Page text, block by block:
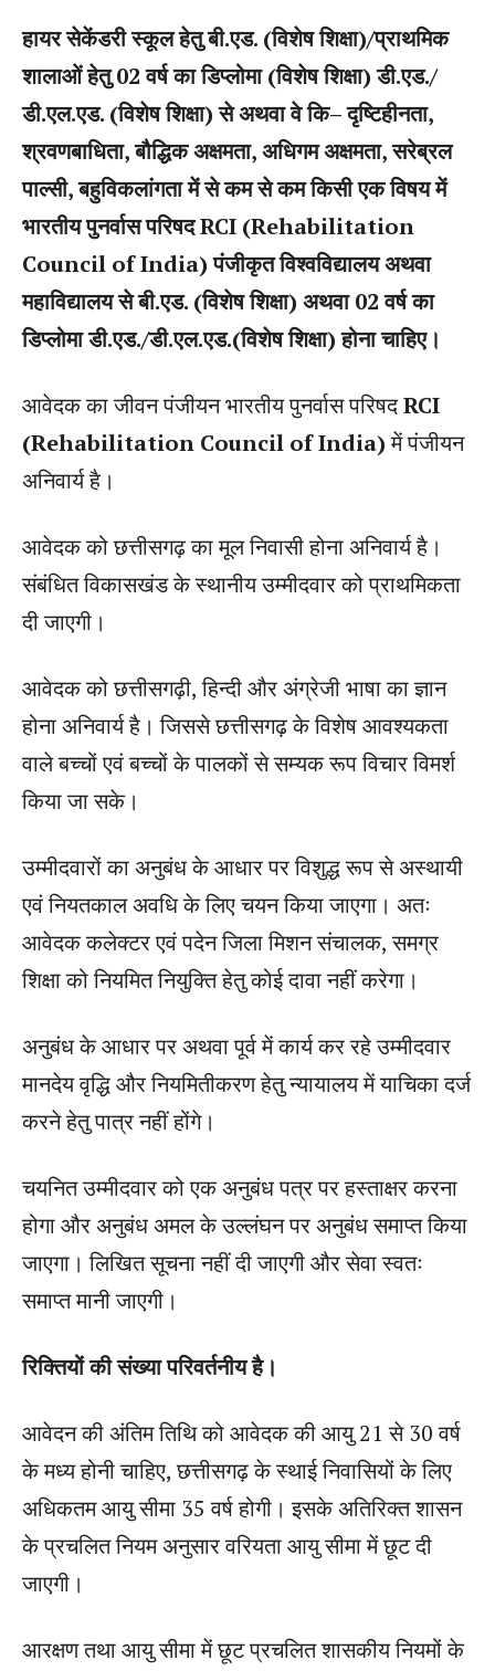
हायर सेकेंडरी स्कूल हेतु बी.एड. (विशेष शिक्षा)/प्राथमिक
शालाओं हेतु 02 वर्ष का डिप्लोमा (विशेष शिक्षा) डी.एड./
डी.एल.एड. (विशेष शिक्षा) से अथवा वे कि– दृष्टिहीनता,
श्रवणबाधिता, बौद्धिक अक्षमता, अधिगम अक्षमता, सरेब्रल
पाल्सी, बहुविकलांगता में से कम से कम किसी एक विषय में
भारतीय पुनर्वास परिषद RCI (Rehabilitation
Council of India) पंजीकृत विश्वविद्यालय अथवा
महाविद्यालय से बी.एड. (विशेष शिक्षा) अथवा 02 वर्ष का
डिप्लोमा डी.एड./डी.एल.एड.(विशेष शिक्षा) होना चाहिए।
आवेदक का जीवन पंजीयन भारतीय पुनर्वास परिषदRCI
(Rehabilitation Council of India)में पंजीयन
अनिवार्य है।
आवेदक को छत्तीसगढ़ का मूल निवासी होना अनिवार्य है।
संबंधित विकासखंड के स्थानीय उम्मीदवार को प्राथमिकता
दी जाएगी।
आवेदक को छत्तीसगढ़ी, हिन्दी और अंग्रेजी भाषा का ज्ञान
होना अनिवार्य है। जिससे छत्तीसगढ़ के विशेष आवश्यकता
वाले बच्चों एवं बच्चों के पालकों से सम्यक रूप विचार विमर्श
किया जा सके।
उम्मीदवारों का अनुबंध के आधार पर विशुद्ध रूप से अस्थायी
एवं नियतकाल अवधि के लिए चयन किया जाएगा। अतः
आवेदक कलेक्टर एवं पदेन जिला मिशन संचालक, समग्र
शिक्षा को नियमित नियुक्ति हेतु कोई दावा नहीं करेगा।
अनुबंध के आधार पर अथवा पूर्व में कार्य कर रहे उम्मीदवार
मानदेय वृद्धि और नियमितीकरण हेतु न्यायालय में याचिका दर्ज
करने हेतु पात्र नहीं होंगे।
चयनित उम्मीदवार को एक अनुबंध पत्र पर हस्ताक्षर करना
होगा और अनुबंध अमल के उल्लंघन पर अनुबंध समाप्त किया
जाएगा। लिखित सूचना नहीं दी जाएगी और सेवा स्वतः
समाप्त मानी जाएगी।
रिक्तियों की संख्या परिवर्तनीय है।
आवेदन की अंतिम तिथि को आवेदक की आयु 21 से 30 वर्ष
के मध्य होनी चाहिए, छत्तीसगढ़ के स्थाई निवासियों के लिए
अधिकतम आयु सीमा 35 वर्ष होगी। इसके अतिरिक्त शासन
के प्रचलित नियम अनुसार वरियता आयु सीमा में छूट दी
जाएगी।
आरक्षण तथा आयु सीमा में छूट प्रचलित शासकीय नियमों के